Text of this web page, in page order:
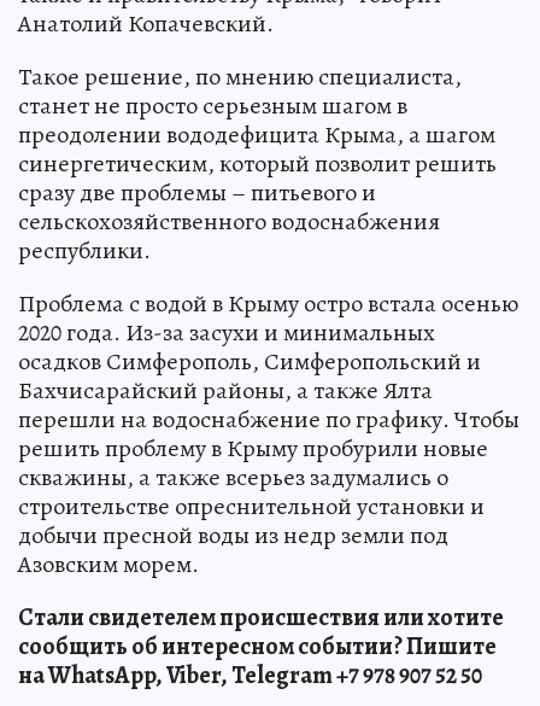
Анатолий Копачевский.
Такое решение, по мнению специалиста,
станет не просто серьезным шагом в
преодолении вододефицита Крыма, а шагом
синергетическим, который позволит решить
сразу две проблемы – питьевого и
сельскохозяйственного водоснабжения
республики.
Проблема с водой в Крыму остро встала осенью
2020 года. Из-за засухи и минимальных
осадков Симферополь, Симферопольский и
Бахчисарайский районы, а также Ялта
перешли на водоснабжение по графику. Чтобы
решить проблему в Крыму пробурили новые
скважины, а также всерьез задумались о
строительстве опреснительной установки и
добычи пресной воды из недр земли под
Азовским морем.
Стали свидетелем происшествия или хотите
сообщить об интересном событии? Пишите
на WhatsApp, Viber, Telegram +7 978 907 52 50